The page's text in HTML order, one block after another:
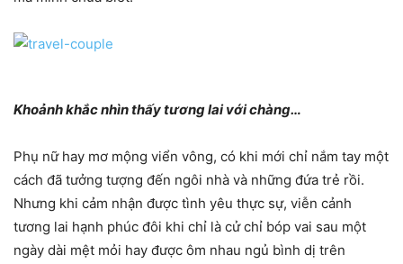
Khoảnh khắc nhìn thấy tương lai với chàng…
Phụ nữ hay mơ mộng viển vông, có khi mới chỉ nắm tay một
cách đã tưởng tượng đến ngôi nhà và những đứa trẻ rồi.
Nhưng khi cảm nhận được tình yêu thực sự, viễn cảnh
tương lai hạnh phúc đôi khi chỉ là cử chỉ bóp vai sau một
ngày dài mệt mỏi hay được ôm nhau ngủ bình dị trên